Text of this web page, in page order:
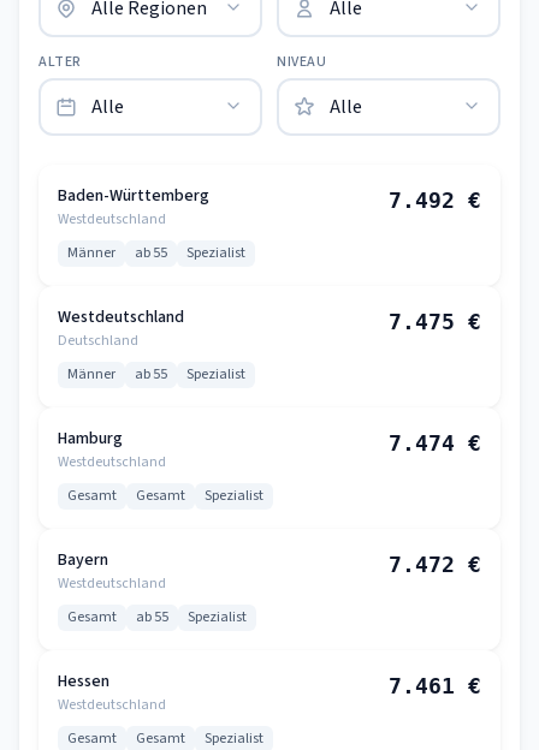
ALTER NIVEAU
Baden-Württemberg
Westdeutschland
7.492 €
Männer ab 55 Spezialist
Westdeutschland
Deutschland
7.475 €
Männer ab 55 Spezialist
Hamburg
Westdeutschland
7.474 €
Gesamt Gesamt Spezialist
Bayern
Westdeutschland
7.472 €
Gesamt ab 55 Spezialist
Hessen
Westdeutschland
7.461 €
Gesamt Gesamt Spezialist